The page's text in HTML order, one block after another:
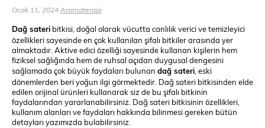
Ocak 11, 2024Aromaterapi
Dağ sateri bitkisi, doğal olarak vücutta canlılık verici ve temizleyici
özellikleri sayesinde en çok kullanılan şifalı bitkiler arasında yer
almaktadır. Aktive edici özelliği sayesinde kullanan kişilerin hem
fiziksel sağlığında hem de ruhsal açıdan duygusal dengesini
sağlamada çok büyük faydaları bulunan dağ sateri , eski
dönemlerden beri yoğun ilgi görmektedir. Dağ sateri bitkisinden elde
edilen orijinal ürünleri kullanarak siz de bu şifalı bitkinin
faydalarından yararlanabilirsiniz. Dağ sateri bitkisinin özellikleri,
kullanım alanları ve faydaları hakkında bilinmesi gereken bütün
detayları yazımızda bulabilirsiniz.